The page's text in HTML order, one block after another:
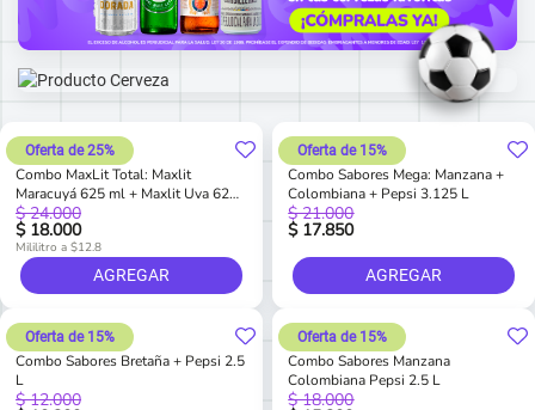
Combo MaxLit Total: Maxlit
Maracuyá 625 ml + Maxlit Uva 625
ml + Maxlit Cereza 625 ml
$ 18.000
$ 24.000
Oferta de 25%
Mililitro a $12.8
AGREGAR
Combo Sabores Mega: Manzana +
Colombiana + Pepsi 3.125 L
$ 17.850
$ 21.000
Oferta de 15%
AGREGAR
Combo Sabores Bretaña + Pepsi 2.5
L
$ 12.000
Oferta de 15%
Combo Sabores Manzana
Colombiana Pepsi 2.5 L
$ 18.000
Oferta de 15%